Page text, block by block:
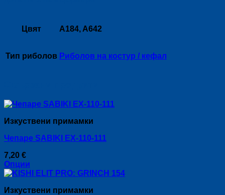
Цвят A184, A642
Тип риболов Риболов на костур / кефал
Изкуствени примамки
Чепаре SABIKI EX-110-111
7,20 €
Опции
This
has
Изкуствени примамки